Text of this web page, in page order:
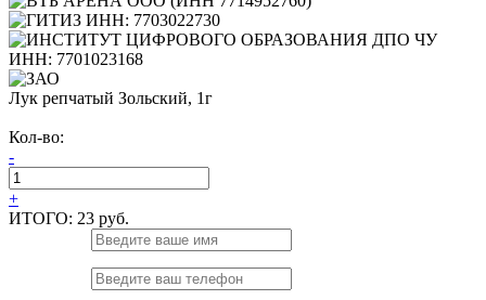
Лук репчатый Зольский, 1г
Кол-во:
-
+
ИТОГО: 23 руб.